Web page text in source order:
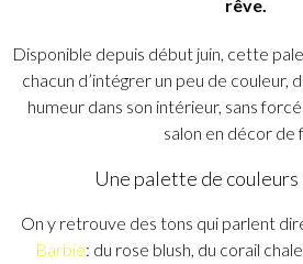
rêve.
Disponible depuis début juin, cette
chacun d’intégrer un peu de couleur,
humeur dans son intérieur, sans
salon en décor de
Une palette de
On y retrouve des tons qui parlent
Barbie: du rose blush, du corail